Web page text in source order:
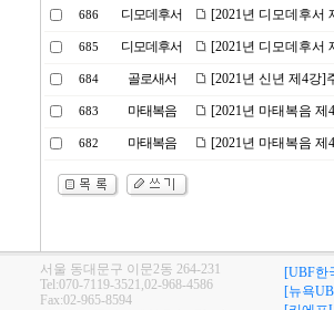
686 디모데후서 [2021년 디모데후서
685 디모데후서 [2021년 디모데후서
684 골로새서 [2021년 신년 제4강]
683 마태복음 [2021년 마태복음
682 마태복음 [2021년 마태복음
서울 동대문구 이문2동 264-231
Tel:070-7119-3521,02-968-4586
Fax:02-965-8594
[UBF한
[뉴욕